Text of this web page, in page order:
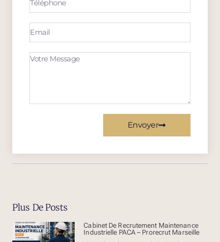
Envoyer
Plus De Posts
Cabinet De Recrutement Maintenance
Industrielle PACA – Prorecrut Marseille